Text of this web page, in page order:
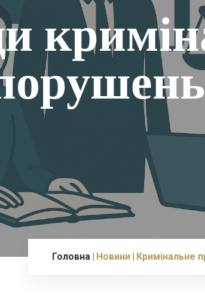
Головна Новини Кримінальне